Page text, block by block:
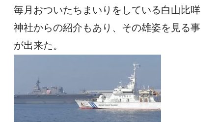
毎月おついたちまいりをしている白山比咩
神社からの紹介もあり、その雄姿を見る事
が出来た。